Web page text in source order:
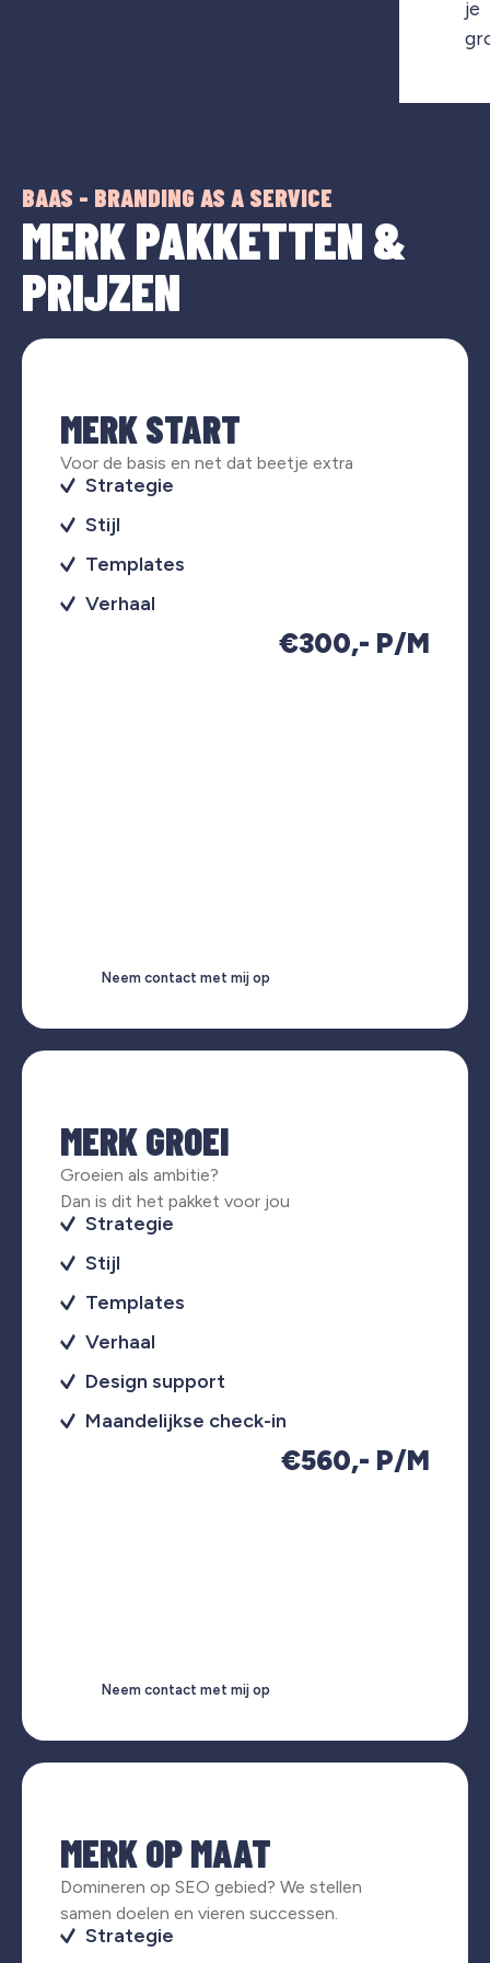
je
BAAS - BRANDING AS A SERVICE
MERK PAKKETTEN &
PRIJZEN
MERK START
Voor de basis en net dat beetje extra
Strategie
Stijl
Templates
Verhaal
€300,- P/M
Neem contact met mij op
MERK GROEI
Groeien als ambitie?
Dan is dit het pakket voor jou
Strategie
Stijl
Templates
Verhaal
Design support
Maandelijkse check-in
€560,- P/M
Neem contact met mij op
MERK OP MAAT
Domineren op SEO gebied? We stellen
samen doelen en vieren successen.
Strategie